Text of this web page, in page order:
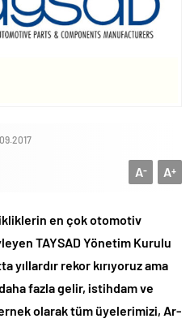
A+
A-
en çok otomotiv
TAYSAD Yönetim Kurulu
yıllardır rekor kırıyoruz ama
fazla gelir, istihdam ve
olarak tüm üyelerimizi, Ar-